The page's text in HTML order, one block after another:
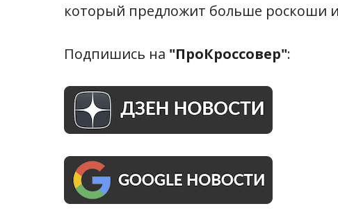
который предложит больше роскоши
Подпишись на "ПроКроссовер":